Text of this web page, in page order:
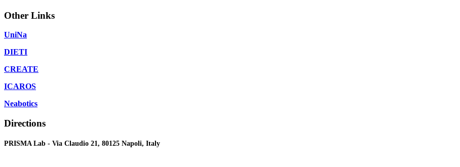
Other Links
UniNa
DIETI
CREATE
ICAROS
Neabotics
Directions
PRISMA Lab - Via Claudio 21, 80125 Napoli, Italy